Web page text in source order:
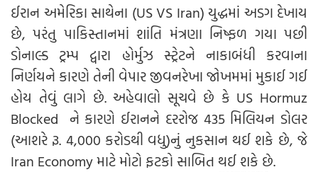
ઈરાન અમેરિકા સાથેના (US VS Iran) યુદ્ધમાં અડગ દેખાય
છે, પરંતુ પાકિસ્તાનમાં શાંતિ મંત્રણા નિષ્ફળ ગયા પછી
ડોનાલ્ડ ટ્રમ્પ દ્વારા હોર્મુઝ સ્ટ્રેટને નાકાબંધી કરવાના
નિર્ણયને કારણે તેની વેપાર જીવનરેખા જોખમમાં મુકાઈ ગઈ
હોય તેવું લાગે છે. અહેવાલો સૂચવે છે કે US Hormuz
Blocked ને કારણે ઈરાનને દરરોજ 435 મિલિયન ડોલર
(આશરે રૂ. 4,000 કરોડથી વધુ)નું નુકસાન થઈ શકે છે, જે
Iran Economy માટે મોટો ફટકો સાબિત થઈ શકે છે.